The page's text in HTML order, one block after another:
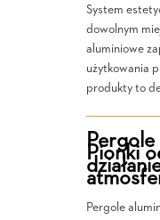
System
dowolnym
aluminiowe
użytkowania
produkty to
Pergole
Pionki
Pergole